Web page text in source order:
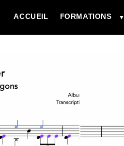
ACCUEIL FORMATIONS ▼